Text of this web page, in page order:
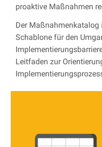
proaktive Maßnahmen
Der
Schablone für den
Leitfaden zur